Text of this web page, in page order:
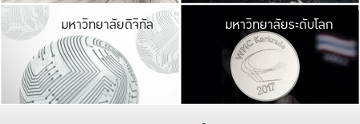
มหาวิทยาลัยดิจิทัล มหาวิ
เปลี่ยนแปลง แล
เพื่อทำง
ระบบสารสนเทศ
มหาวิทยาลัยระดับโลก